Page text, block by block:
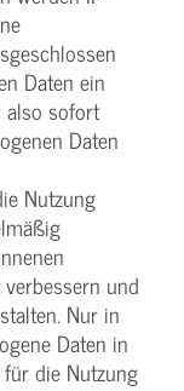
Daten ein
also sofort
Daten
Nutzung
und
Nur in
Daten in
die Nutzung